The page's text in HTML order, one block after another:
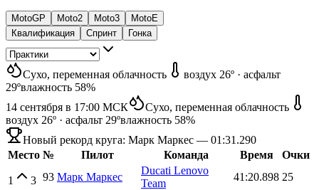
MotoGP Moto2 Moto3
MotoE
Квалификация
Спринт Гонка
Сухо, переменная облачность воздух 26º · асфальт
29ºвлажность 58%
14 сентября в 17:00 МСК Сухо, переменная облачность
воздух 26º · асфальт 29ºвлажность 58%
Новый рекорд круга: Марк Маркес — 01:31.290
Место № Пилот Команда Время Очки
1 3 93 Марк Маркес
Ducati Lenovo
Team
41:20.898 25